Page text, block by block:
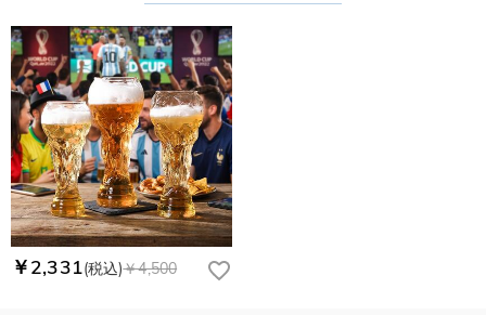
￥2,331(税込)￥4,500